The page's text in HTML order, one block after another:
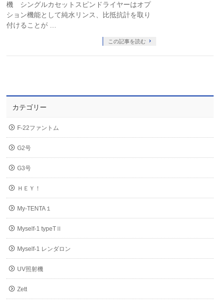
機 シングルカセットスピンドライヤーはオプ
ション機能として純水リンス、比抵抗計を取り
付けることが …
この記事を読む
カテゴリー
F-22ファントム
G2号
G3号
ＨＥＹ！
My-TENTA１
Myself-1 typeTⅡ
Myself-1 レンダロン
UV照射機
Zett